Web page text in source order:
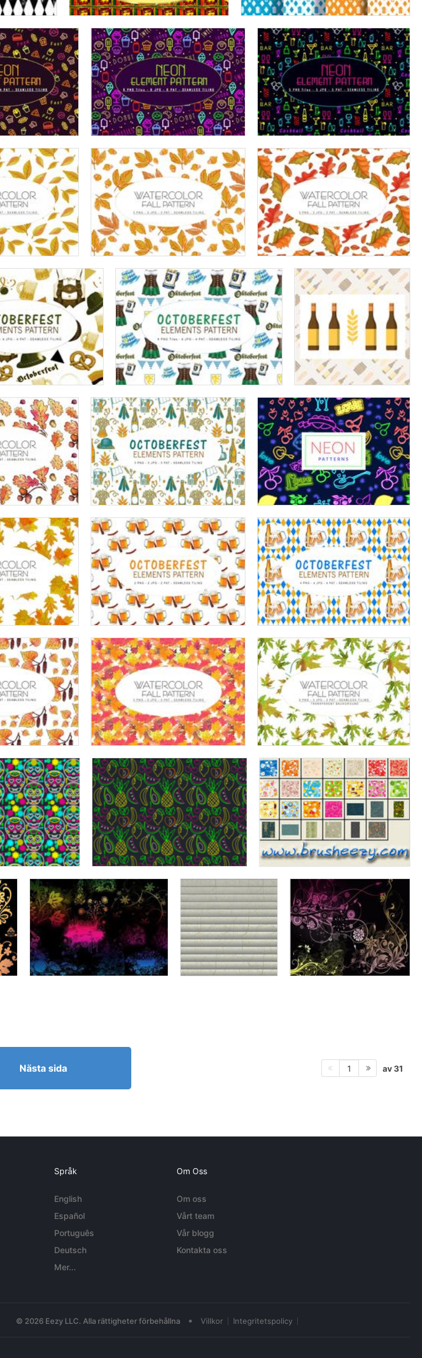
Nästa sida 1 av 31
Språk
English
Español
Português
Deutsch
Mer...
Om Oss
Om oss
Vårt team
Vår blogg
Kontakta oss
© 2026 Eezy LLC. Alla rättigheter förbehållna • Villkor Integritetspolicy